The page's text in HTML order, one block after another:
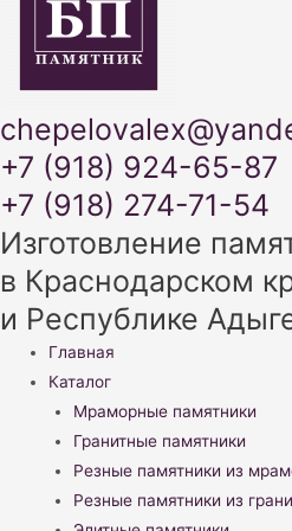
+7 (918) 924-65-87
+7 (918) 274-71-54
Изготовление
в Краснодарском
и Республике
Меню
Главная
Каталог
Мраморные памятники
Гранитные памятники
Резные памятники из
Резные памятники из